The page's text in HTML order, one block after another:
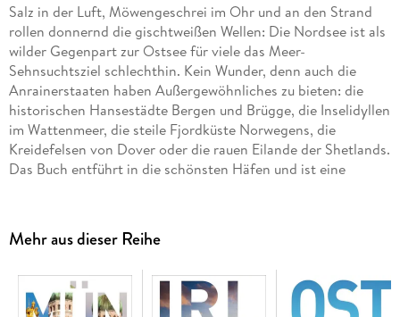
Salz in der Luft, Möwengeschrei im Ohr und an den Strand
rollen donnernd die gischtweißen Wellen: Die Nordsee ist als
wilder Gegenpart zur Ostsee für viele das Meer-
Sehnsuchtsziel schlechthin. Kein Wunder, denn auch die
Anrainerstaaten haben Außergewöhnliches zu bieten: die
historischen Hansestädte Bergen und Brügge, die Inselidyllen
im Wattenmeer, die steile Fjordküste Norwegens, die
Kreidefelsen von Dover oder die rauen Eilande der Shetlands.
Das Buch entführt in die schönsten Häfen und ist eine
+ Fotografische Reise entlang der Nordseeküste von
Norwegen über Dänemark, Deutschland, Niederlande,
Belgien, Großbritannien bis zu den Shetlandinseln
+ Wissenswertes zu Land und Leuten
+ Brillante Bilder und ausklappbare Panoramaseiten
Mehr aus dieser Reihe